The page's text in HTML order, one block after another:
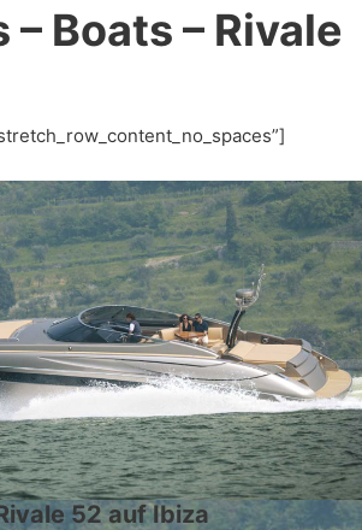
Boats – Rivale
52 auf Ibiza